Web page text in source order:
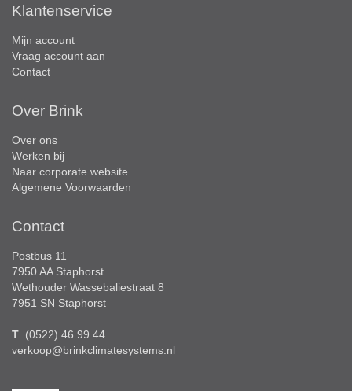
Klantenservice
Mijn account
Vraag account aan
Contact
Over Brink
Over ons
Werken bij
Naar corporate website
Algemene Voorwaarden
Contact
Postbus 11
7950 AA Staphorst
Wethouder Wassebaliestraat 8
7951 SN Staphorst
T . (0522) 46 99 44
verkoop@brinkclimatesystems.nl